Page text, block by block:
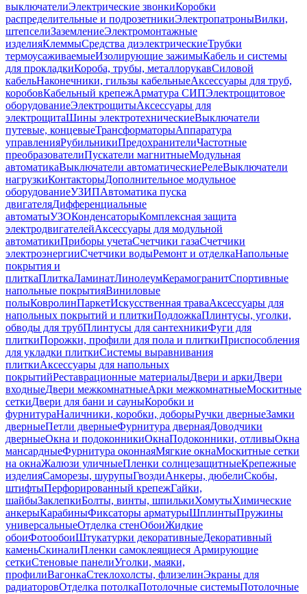
выключателиЭлектрические звонкиКоробки
распределительные и подрозетникиЭлектропатроныВилки,
штепселиЗаземлениеЭлектромонтажные
изделияКлеммыСредства диэлектрическиеТрубки
термоусаживаемыеИзолирующие зажимыКабель и системы
для прокладкиКороба, трубы, металлорукавСиловой
кабельНаконечники, гильзы кабельныеАксессуары для труб,
коробовКабельный крепежАрматура СИПЭлектрощитовое
оборудованиеЭлектрощитыАксессуары для
электрощитаШины электротехническиеВыключатели
путевые, концевыеТрансформаторыАппаратура
управленияРубильникиПредохранителиЧастотные
преобразователиПускатели магнитныеМодульная
автоматикаВыключатели автоматическиеРелеВыключатели
нагрузкиКонтакторыДополнительное модульное
оборудованиеУЗИПАвтоматика пуска
двигателяДифференциальные
автоматыУЗОКонденсаторыКомплексная защита
электродвигателейАксессуары для модульной
автоматикиПриборы учетаСчетчики газаСчетчики
электроэнергииСчетчики водыРемонт и отделкаНапольные
покрытия и
плиткаПлиткаЛаминатЛинолеумКерамогранитСпортивные
напольные покрытияВиниловые
полыКовролинПаркетИскусственная траваАксессуары для
напольных покрытий и плиткиПодложкаПлинтусы, уголки,
обводы для трубПлинтусы для сантехникиФуги для
плиткиПорожки, профили для пола и плиткиПриспособления
для укладки плиткиСистемы выравнивания
плиткиАксессуары для напольных
покрытийРеставрационные материалыДвери и аркиДвери
входныеДвери межкомнатныеАрки межкомнатныеМоскитные
сеткиДвери для бани и сауныКоробки и
фурнитураНаличники, коробки, доборыРучки дверныеЗамки
дверныеПетли дверныеФурнитура двернаяДоводчики
дверныеОкна и подоконникиОкнаПодоконники, отливыОкна
мансардныеФурнитура оконнаяМягкие окнаМоскитные сетки
на окнаЖалюзи уличныеПленки солнцезащитныеКрепежные
изделияСаморезы, шурупыГвоздиАнкеры, дюбелиСкобы,
штифтыПерфорированный крепежГайки,
шайбыЗаклепкиБолты, винты, шпилькиХомутыХимические
анкерыКарабиныФиксаторы арматурыШплинтыПружины
универсальныеОтделка стенОбоиЖидкие
обоиФотообоиШтукатурки декоративныеДекоративный
каменьСкиналиПленки самоклеящиеся Армирующие
сеткиСтеновые панелиУголки, маяки,
профилиВагонкаСтеклохолсты, флизелинЭкраны для
радиаторовОтделка потолкаПотолочные системыПотолочные